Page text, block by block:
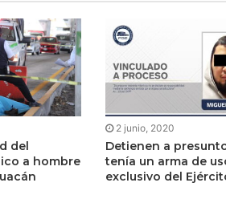
del
a hombre
2 junio, 2020
Detienen a
tenía un arma de
exclusivo del